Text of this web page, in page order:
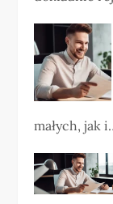
małych, jak